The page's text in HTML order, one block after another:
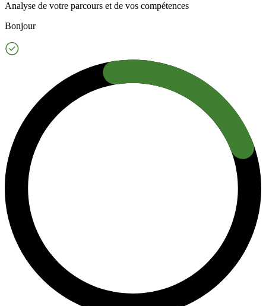
Analyse de votre parcours et de vos compétences
Bonjour